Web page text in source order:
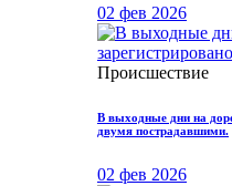
02 фев 2026
Происшествие
В выходные дни на
двумя пострадавшими.
02 фев 2026